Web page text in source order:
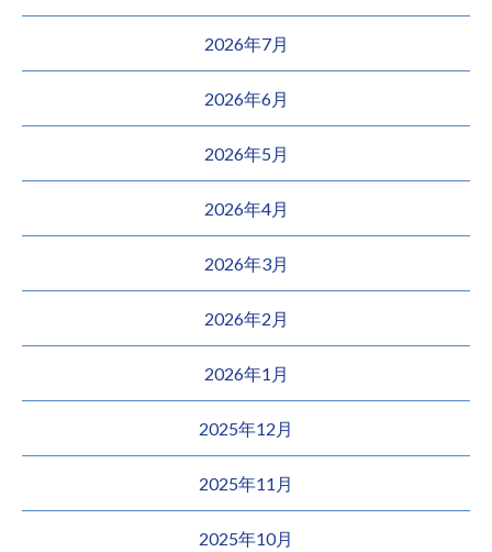
2026年7月
2026年6月
2026年5月
2026年4月
2026年3月
2026年2月
2026年1月
2025年12月
2025年11月
2025年10月